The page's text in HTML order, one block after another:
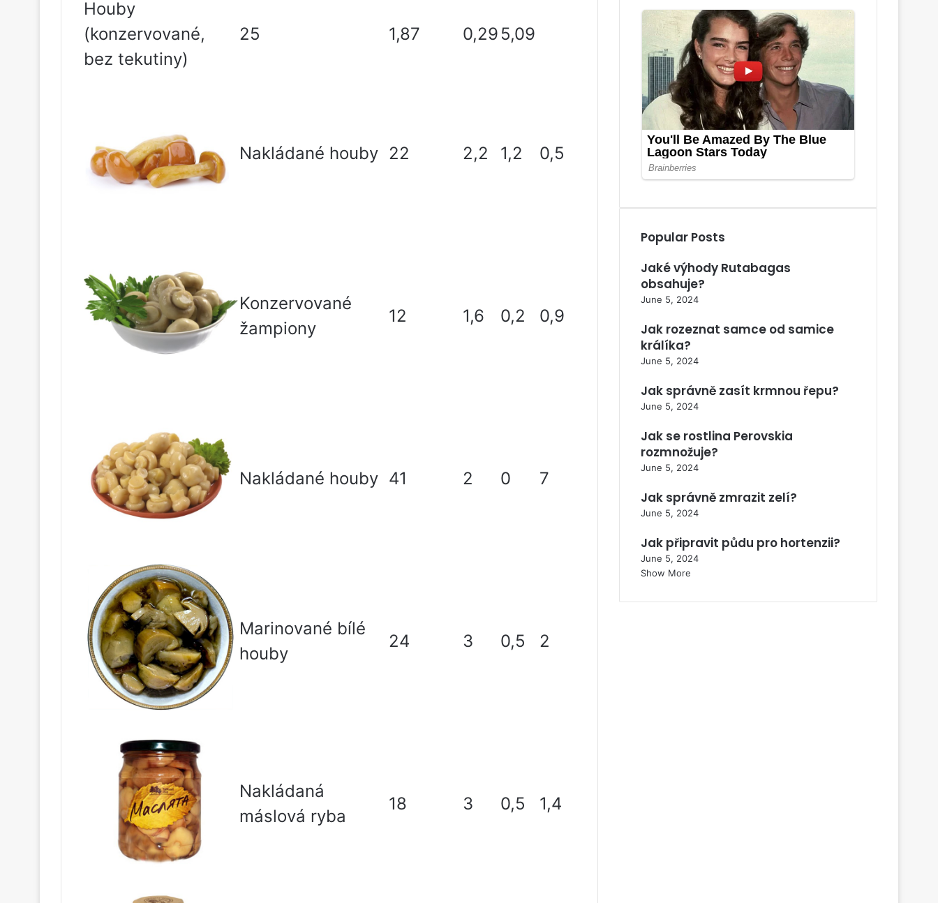
Houby
(konzervované,
bez tekutiny)
25 1,87 0,29 5,09
Nakládané houby 22 2,2 1,2 0,5
Konzervované
žampiony
12 1,6 0,2 0,9
Nakládané houby 41 2 0 7
Marinované bílé
houby
24 3 0,5 2
Nakládaná
máslová ryba
18 3 0,5 1,4
Popular Posts
Jaké výhody Rutabagas
obsahuje?
June 5, 2024
Jak rozeznat samce od samice
králíka?
June 5, 2024
Jak správně zasít krmnou řepu?
June 5, 2024
Jak se rostlina Perovskia
rozmnožuje?
June 5, 2024
Jak správně zmrazit zelí?
June 5, 2024
Jak připravit půdu pro hortenzii?
June 5, 2024
Show More